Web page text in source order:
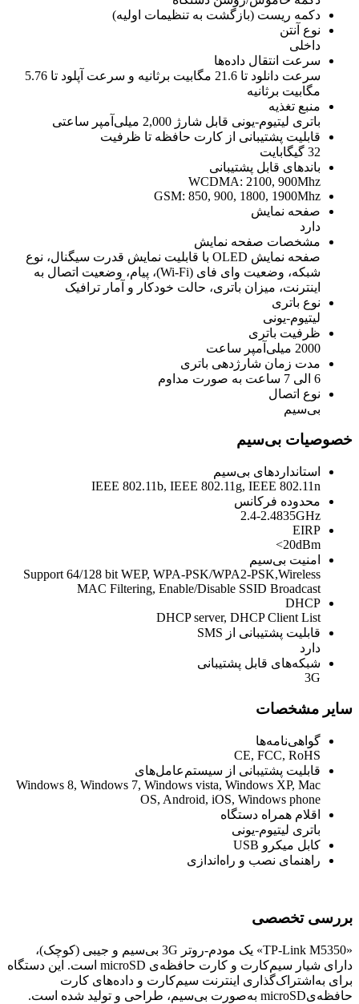
دکمه ریست (بازگشت به تنظیمات اولیه)
نوع آنتن
داخلی
سرعت انتقال داده‌ها
سرعت دانلود تا 21.6 مگابیت برثانیه و سرعت آپلود تا 5.76
مگابیت برثانیه
منبع تغذیه
باتری لیتیوم-یونی قابل شارژ 2,000 میلی‌آمپر ساعتی
قابلیت پشتیبانی از کارت حافظه تا ظرفیت
32 گیگابایت
باندهای قابل پشتیبانی
WCDMA: 2100, 900Mhz
GSM: 850, 900, 1800, 1900Mhz
صفحه نمایش
دارد
مشخصات صفحه نمایش
صفحه نمایش OLED با قابلیت نمایش قدرت سیگنال، نوع
شبکه، وضعیت وای فای (Wi-Fi)، پیام، وضعیت اتصال به
اینترنت، میزان باتری، حالت خودکار و آمار ترافیک
نوع باتری
لیتیوم-یونی
ظرفیت باتری
2000 میلی‌آمپر ساعت
مدت زمان شارژدهی باتری
6 الی 7 ساعت به صورت مداوم
نوع اتصال
بی‌سیم
خصوصیات بی‌سیم
استانداردهای بی‌سیم
IEEE 802.11b, IEEE 802.11g, IEEE 802.11n
محدوده فرکانس
2.4-2.4835GHz
EIRP
20dBm>
امنیت بی‌سیم
Support 64/128 bit WEP, WPA-PSK/WPA2-PSK,Wireless
MAC Filtering, Enable/Disable SSID Broadcast
DHCP
DHCP server, DHCP Client List
قابلیت پشتیبانی از SMS
دارد
شبکه‌های قابل پشتیبانی
3G
سایر مشخصات
گواهی‌نامه‌ها
CE, FCC, RoHS
قابلیت پشتیبانی از سیستم‌عامل‌های
Windows 8, Windows 7, Windows vista, Windows XP, Mac
OS, Android, iOS, Windows phone
اقلام همراه دستگاه
باتری لیتیوم-یونی
کابل میکرو USB
راهنمای نصب و راه‌اندازی
بررسی تخصصی
«TP-Link M5350» یک مودم-روتر 3G بی‌سیم و جیبی (کوچک)،
دارای شیار سیم‌کارت و کارت حافظه‌ی microSD است. این دستگاه
برای به‌اشتراک‌گذاری اینترنت سیم‌کارت و داده‌های کارت
حافظه‌یmicroSD به‌صورت بی‌سیم، طراحی و تولید شده است.